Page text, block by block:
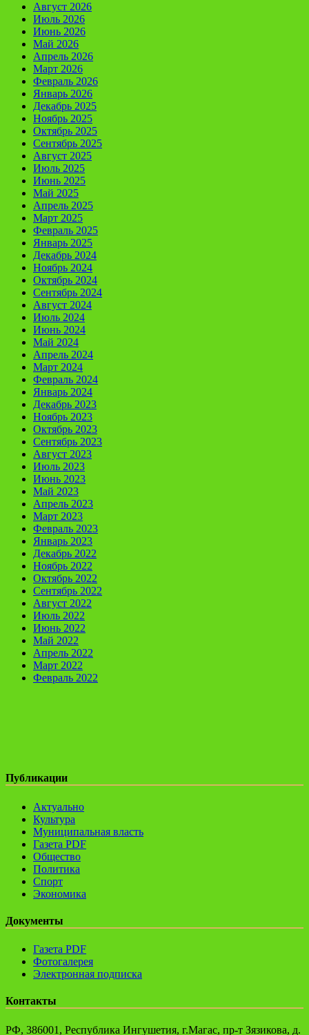
Август 2026
Июль 2026
Июнь 2026
Май 2026
Апрель 2026
Март 2026
Февраль 2026
Январь 2026
Декабрь 2025
Ноябрь 2025
Октябрь 2025
Сентябрь 2025
Август 2025
Июль 2025
Июнь 2025
Май 2025
Апрель 2025
Март 2025
Февраль 2025
Январь 2025
Декабрь 2024
Ноябрь 2024
Октябрь 2024
Сентябрь 2024
Август 2024
Июль 2024
Июнь 2024
Май 2024
Апрель 2024
Март 2024
Февраль 2024
Январь 2024
Декабрь 2023
Ноябрь 2023
Октябрь 2023
Сентябрь 2023
Август 2023
Июль 2023
Июнь 2023
Май 2023
Апрель 2023
Март 2023
Февраль 2023
Январь 2023
Декабрь 2022
Ноябрь 2022
Октябрь 2022
Сентябрь 2022
Август 2022
Июль 2022
Июнь 2022
Май 2022
Апрель 2022
Март 2022
Февраль 2022
Публикации
Актуально
Культура
Муниципальная власть
Газета PDF
Общество
Политика
Спорт
Экономика
Документы
Газета PDF
Фотогалерея
Электронная подписка
Контакты
РФ, 386001, Республика Ингушетия, г.Магас, пр-т Зязикова, д.